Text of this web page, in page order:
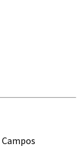
Campos